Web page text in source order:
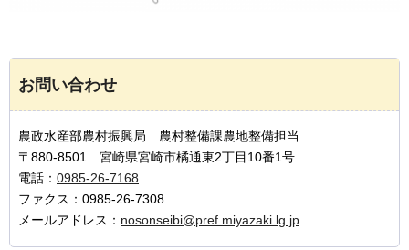
お問い合わせ
農政水産部農村振興局 農村整備課農地整備担当
〒880-8501 宮崎県宮崎市橘通東2丁目10番1号
電話： 0985-26-7168
ファクス：0985-26-7308
メールアドレス： nosonseibi@pref.miyazaki.lg.jp